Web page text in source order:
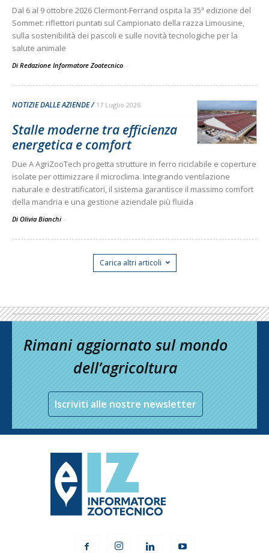
Dal 6 al 9 ottobre 2026 Clermont-Ferrand ospita la 35ª edizione del
Sommet: riflettori puntati sul Campionato della razza Limousine,
sulla sostenibilità dei pascoli e sulle novità tecnologiche per la
salute animale
Di Redazione Informatore Zootecnico -
NOTIZIE DALLE AZIENDE 17 Luglio 2026
Stalle moderne tra efficienza
energetica e comfort
Due A AgriZooTech progetta strutture in ferro riciclabile e coperture
isolate per ottimizzare il microclima. Integrando ventilazione
naturale e destratificatori, il sistema garantisce il massimo comfort
della mandria e una gestione aziendale più fluida
Di Olivia Bianchi -
Carica altri articoli
Rimani aggiornato sul mondo
dell’agricoltura
Iscriviti alle nostre newsletter